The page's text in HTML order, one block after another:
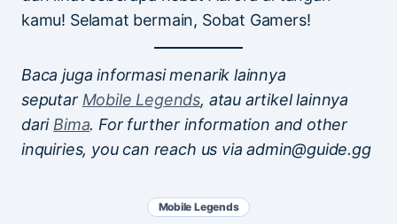
kamu! Selamat bermain, Sobat Gamers!
Baca juga informasi menarik lainnya
seputar Mobile Legends, atau artikel lainnya
dari Bima. For further information and other
inquiries, you can reach us via admin@guide.gg
Mobile Legends